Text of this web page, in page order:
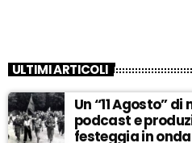
ULTIMI ARTICOLI
Un “11 Agosto”
podcast e
festeggia in onda